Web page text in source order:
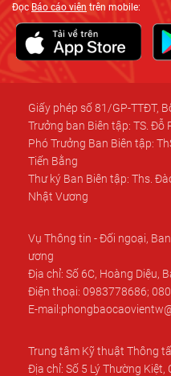
ĐọcBáo cáo viên trên mobile:
Giấy phép số 81/GP-TTĐT,
Trưởng ban Biên tập: TS. Đỗ
Phó Trưởng Ban Biên tập:
Tiến Bằng
Thư ký Ban Biên tập: Ths.
Nhật Vương
Vụ Thông tin - Đối ngoại,
ương
Địa chỉ: Số 6C, Hoàng Diệu,
Điện thoại: 0983778686;
E-
Trung tâm Kỹ thuật Thông
Địa chỉ: Số 5 Lý Thường Kiệt,